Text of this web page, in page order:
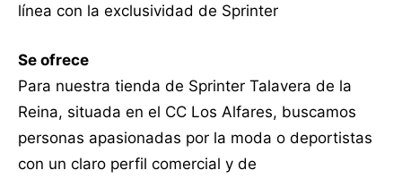
línea con la exclusividad de Sprinter
Se ofrece
Para nuestra tienda de Sprinter Talavera de la
Reina, situada en el CC Los Alfares, buscamos
personas apasionadas por la moda o deportistas
con un claro perfil comercial y de